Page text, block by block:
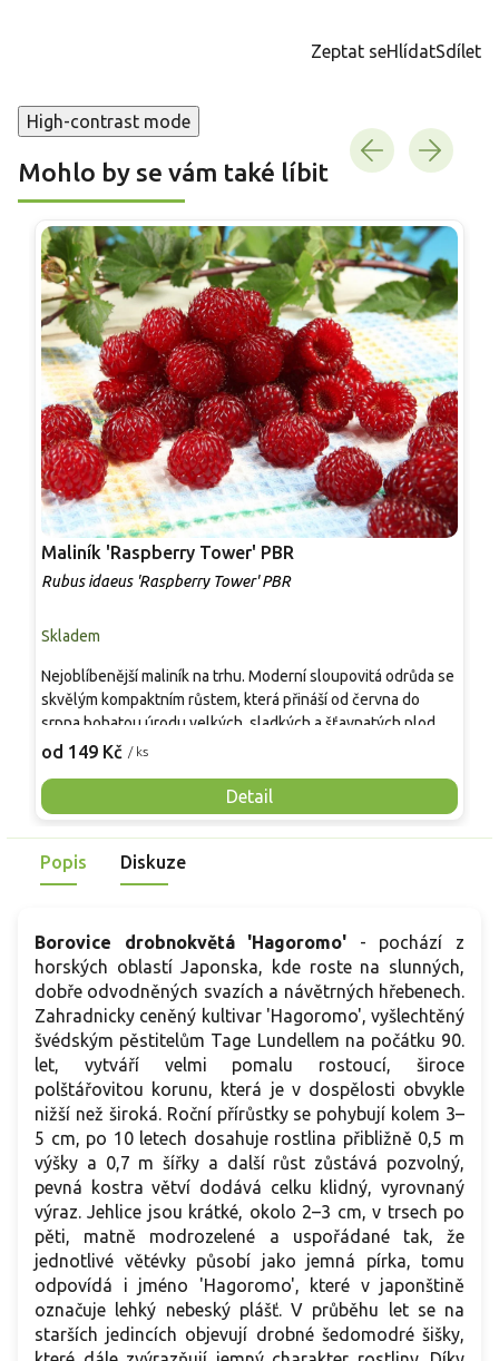
Zeptat seHlídatSdílet
High-contrast mode
Mohlo by se vám také líbit
Maliník 'Raspberry Tower' PBR
Rubus idaeus 'Raspberry Tower' PBR
Skladem
od 149 Kč / ks
Detail
Nejoblíbenější maliník na trhu. Moderní sloupovitá odrůda se
skvělým kompaktním růstem, která přináší od června do
srpna bohatou úrodu velkých, sladkých a šťavnatých plodů.
Pevné vzpřímené výhony tvoří elegantní habitus bez
Mrazuvzdornost do −25 °C a spolehlivá vitalita z něj dělají
skvělou volbu pro každého pěstitele.
Popis Diskuze
Borovice drobnokvětá 'Hagoromo' - pochází z
horských oblastí Japonska, kde roste na slunných,
dobře odvodněných svazích a návětrných hřebenech.
Zahradnicky ceněný kultivar 'Hagoromo', vyšlechtěný
švédským pěstitelům Tage Lundellem na počátku 90.
let, vytváří velmi pomalu rostoucí, široce
polštářovitou korunu, která je v dospělosti obvykle
nižší než široká. Roční přírůstky se pohybují kolem 3–
5 cm, po 10 letech dosahuje rostlina přibližně 0,5 m
výšky a 0,7 m šířky a další růst zůstává pozvolný,
pevná kostra větví dodává celku klidný, vyrovnaný
výraz. Jehlice jsou krátké, okolo 2–3 cm, v trsech po
pěti, matně modrozelené a uspořádané tak, že
jednotlivé větévky působí jako jemná pírka, tomu
odpovídá i jméno 'Hagoromo', které v japonštině
označuje lehký nebeský plášť. V průběhu let se na
starších jedincích objevují drobné šedomodré šišky,